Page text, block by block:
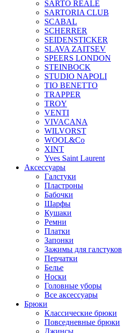
SARTO REALE
SARTORIA CLUB
SCABAL
SCHERRER
SEIDENSTICKER
SLAVA ZAITSEV
SPEERS LONDON
STEINBOCK
STUDIO NAPOLI
TIO BENETTO
TRAPPER
TROY
VENTI
VIVACANA
WILVORST
WOOL&Co
XINT
Yves Saint Laurent
Аксессуары
Галстуки
Пластроны
Бабочки
Шарфы
Кушаки
Ремни
Платки
Запонки
Зажимы для галстуков
Перчатки
Белье
Носки
Головные уборы
Все аксессуары
Брюки
Классические брюки
Повседневные брюки
Джинсы